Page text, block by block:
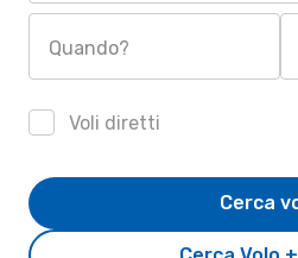
Quando?
Voli diretti
Cerca